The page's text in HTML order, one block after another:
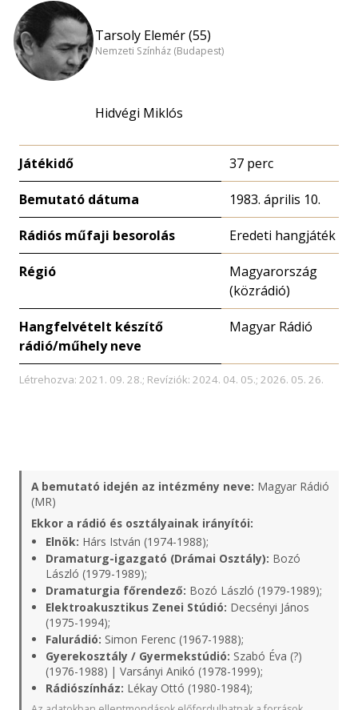
Tarsoly Elemér (55)
Nemzeti Színház (Budapest)
Hidvégi Miklós
Játékidő 37 perc
Bemutató dátuma 1983. április 10.
Rádiós műfaji besorolás Eredeti hangjáték
Régió
Magyarország
(közrádió)
Hangfelvételt készítő
rádió/műhely neve
Magyar Rádió
Létrehozva: 2021. 09. 28.; Revíziók: 2024. 04. 05.; 2026. 05. 26.
A bemutató idején az intézmény neve: Magyar Rádió
(MR)
Ekkor a rádió és osztályainak irányítói:
Elnök: Hárs István (1974-1988);
Dramaturg-igazgató (Drámai Osztály): Bozó
László (1979-1989);
Dramaturgia főrendező: Bozó László (1979-1989);
Elektroakusztikus Zenei Stúdió: Decsényi János
(1975-1994);
Falurádió: Simon Ferenc (1967-1988);
Gyerekosztály / Gyermekstúdió: Szabó Éva (?)
(1976-1988) | Varsányi Anikó (1978-1999);
Rádiószínház: Lékay Ottó (1980-1984);